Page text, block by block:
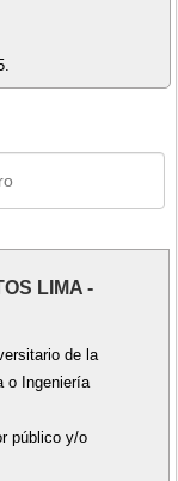
LIMA -
de la
o Ingeniería
público y/o